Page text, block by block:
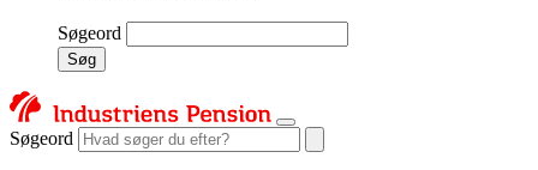
Søgeord
Søg
Søgeord